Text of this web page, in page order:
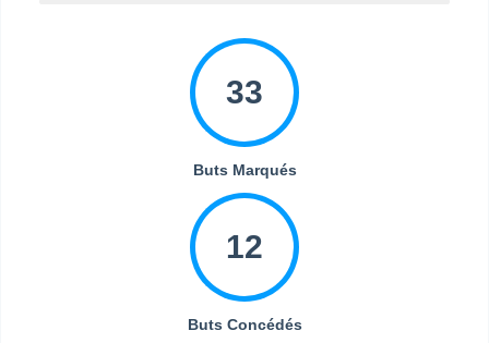
33
Buts Marqués
12
Buts Concédés